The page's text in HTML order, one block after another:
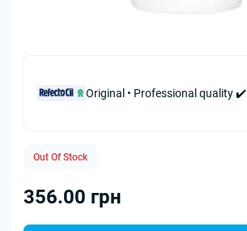
Original • Professional quality ✔️
Out Of Stock
356.00 грн